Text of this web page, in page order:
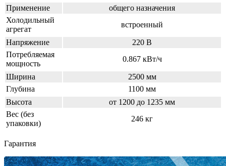
Применение
общего назначения
Холодильный
агрегат
встроенный
Напряжение
220 В
Потребляемая
мощность
0.867 кВт/ч
Ширина
2500 мм
Глубина
1100 мм
Высота
от 1200 до 1235 мм
Вес (без
упаковки)
246 кг
Гарантия